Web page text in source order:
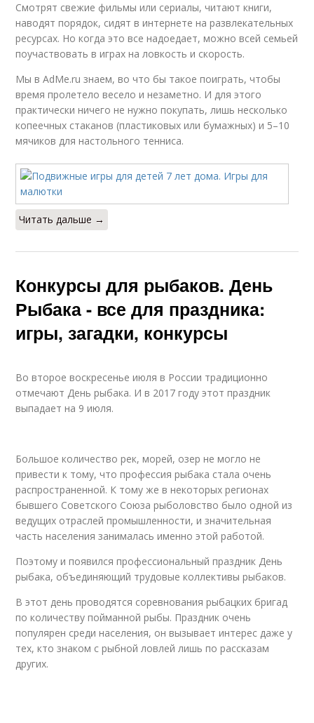
Смотрят свежие фильмы или сериалы, читают книги,
наводят порядок, сидят в интернете на развлекательных
ресурсах. Но когда это все надоедает, можно всей семьей
поучаствовать в играх на ловкость и скорость.
Мы в AdMe.ru знаем, во что бы такое поиграть, чтобы
время пролетело весело и незаметно. И для этого
практически ничего не нужно покупать, лишь несколько
копеечных стаканов (пластиковых или бумажных) и 5–10
мячиков для настольного тенниса.
Читать дальше →
Конкурсы для рыбаков. День
Рыбака - все для праздника:
игры, загадки, конкурсы
Во второе воскресенье июля в России традиционно
отмечают День рыбака. И в 2017 году этот праздник
выпадает на 9 июля.
Большое количество рек, морей, озер не могло не
привести к тому, что профессия рыбака стала очень
распространенной. К тому же в некоторых регионах
бывшего Советского Союза рыболовство было одной из
ведущих отраслей промышленности, и значительная
часть населения занималась именно этой работой.
Поэтому и появился профессиональный праздник День
рыбака, объединяющий трудовые коллективы рыбаков.
В этот день проводятся соревнования рыбацких бригад
по количеству пойманной рыбы. Праздник очень
популярен среди населения, он вызывает интерес даже у
тех, кто знаком с рыбной ловлей лишь по рассказам
других.